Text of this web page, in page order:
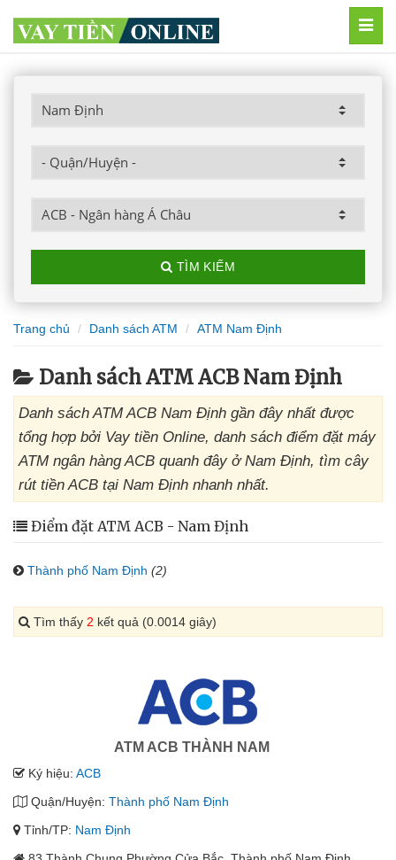
TÌM KIẾM
Trang chủ Danh sách ATM ATM Nam Định
Danh sách ATM ACB Nam Định
Danh sách ATM ACB Nam Định gần đây nhất được
tổng hợp bởi Vay tiền Online, danh sách điểm đặt máy
ATM ngân hàng ACB quanh đây ở Nam Định, tìm cây
rút tiền ACB tại Nam Định nhanh nhất.
Điểm đặt ATM ACB - Nam Định
Thành phố Nam Định (2)
Tìm thấy 2 kết quả (0.0014 giây)
ATM ACB THÀNH NAM
Ký hiệu: ACB
Quận/Huyện: Thành phố Nam Định
Tỉnh/TP: Nam Định